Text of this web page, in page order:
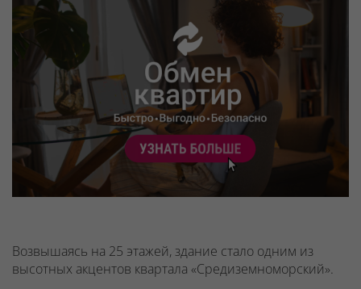
Возвышаясь на 25 этажей, здание стало одним из
высотных акцентов квартала «Средиземноморский».